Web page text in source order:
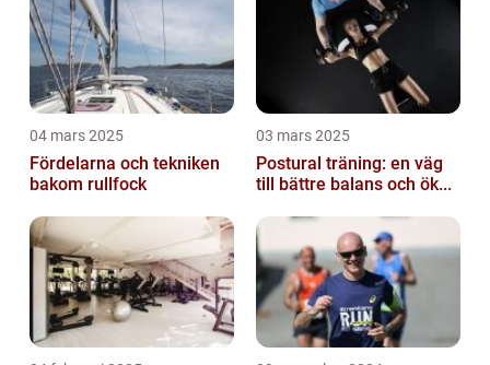
04 mars 2025
Fördelarna och tekniken
bakom rullfock
03 mars 2025
Postural träning: en väg
till bättre balans och ök...